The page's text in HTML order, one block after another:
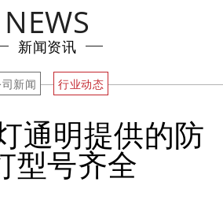
NEWS
新闻资讯
新闻 行业动态
通明提供的防
型号齐全